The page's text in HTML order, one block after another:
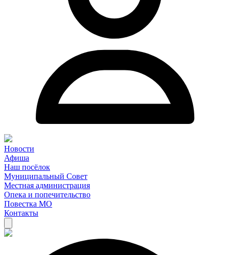
Новости
Афиша
Наш посёлок
Муниципальный Совет
Местная администрация
Опека и попечительство
Повестка МО
Контакты